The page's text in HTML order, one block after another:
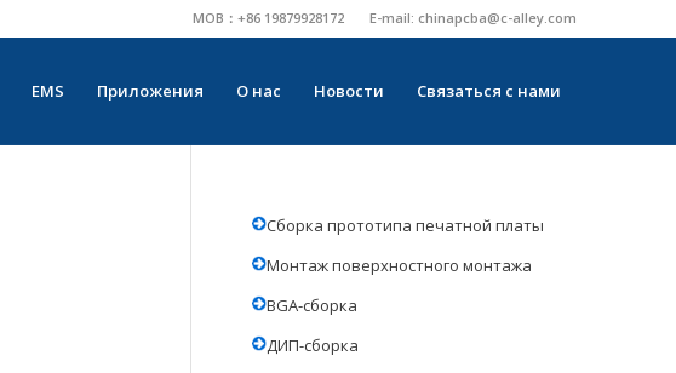
MOB：+86 19879928172 E-mail: chinapcba@c-alley.com
EMS Приложения О нас Новости Связаться с нами
Сборка прототипа печатной платы
Монтаж поверхностного монтажа
BGA-сборка
ДИП-сборка